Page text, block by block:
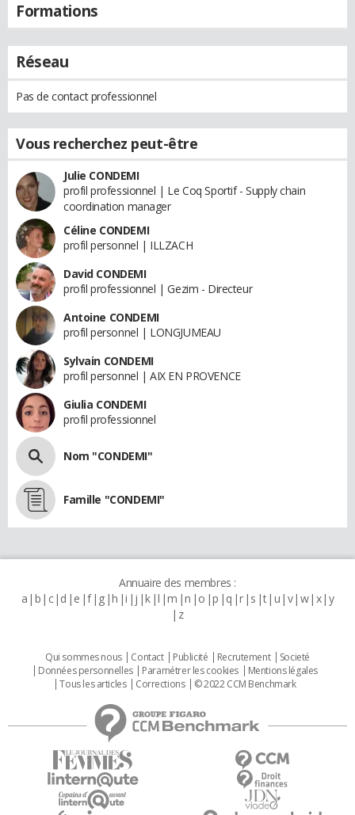
Formations
Réseau
Pas de contact professionnel
Vous recherchez peut-être
Julie CONDEMI
profil professionnel | Le Coq Sportif - Supply chain
coordination manager
Céline CONDEMI
profil personnel | ILLZACH
David CONDEMI
profil professionnel | Gezim - Directeur
Antoine CONDEMI
profil personnel | LONGJUMEAU
Sylvain CONDEMI
profil personnel | AIX EN PROVENCE
Giulia CONDEMI
profil professionnel
Nom "CONDEMI"
Famille "CONDEMI"
Annuaire des membres :
a b c d e f g h i j k l m n o p q r s t u v w x y
z
Qui sommes nous Contact Publicité Recrutement
Societé
Données personnelles
Paramétrer les cookies
Mentions légales
Tous les articles
Corrections © 2022 CCM Benchmark